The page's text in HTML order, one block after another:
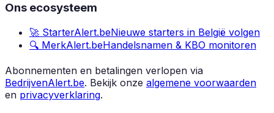
Ons ecosysteem
🚀 StarterAlert.beNieuwe starters in België volgen
🔍 MerkAlert.beHandelsnamen & KBO monitoren
Abonnementen en betalingen verlopen via
BedrijvenAlert.be. Bekijk onze algemene voorwaarden
en privacyverklaring.